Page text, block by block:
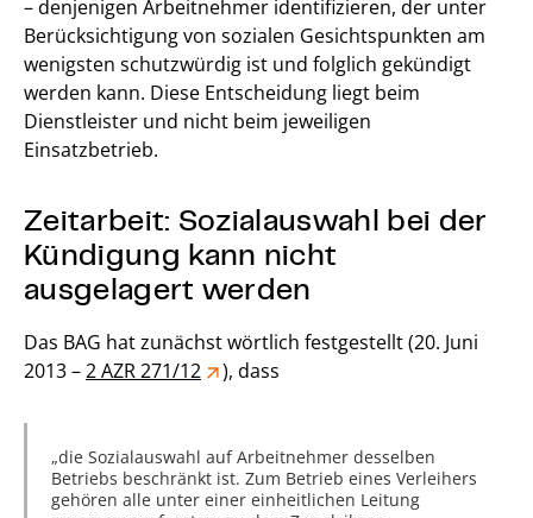
– denjenigen Arbeitnehmer identifizieren, der unter
Berücksichtigung von sozialen Gesichtspunkten am
wenigsten schutzwürdig ist und folglich gekündigt
werden kann. Diese Entscheidung liegt beim
Dienstleister und nicht beim jeweiligen
Einsatzbetrieb.
Zeitarbeit: Sozialauswahl bei der
Kündigung kann nicht
ausgelagert werden
Das BAG hat zunächst wörtlich festgestellt (20. Juni
2013 –2 AZR 271/12 ), dass
die Sozialauswahl auf Arbeitnehmer desselben
Betriebs beschränkt ist. Zum Betrieb eines Verleihers
gehören alle unter einer einheitlichen Leitung